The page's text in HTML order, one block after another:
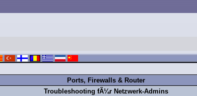
Ports, Firewalls & Router
Troubleshooting fÃ¼r Netzwerk-Admins